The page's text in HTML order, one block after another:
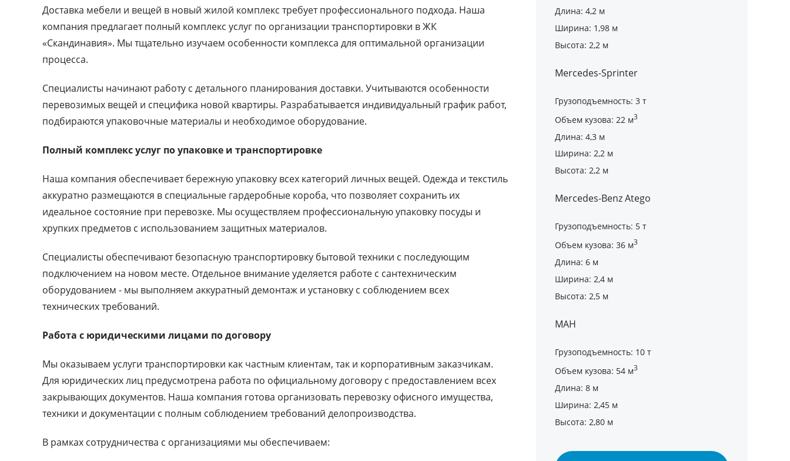
Доставка мебели и вещей в новый жилой комплекс требует профессионального подхода. Наша
компания предлагает полный комплекс услуг по организации транспортировки в ЖК
«Скандинавия». Мы тщательно изучаем особенности комплекса для оптимальной организации
процесса.
Специалисты начинают работу с детального планирования доставки. Учитываются особенности
перевозимых вещей и специфика новой квартиры. Разрабатывается индивидуальный график работ,
подбираются упаковочные материалы и необходимое оборудование.
Полный комплекс услуг по упаковке и транспортировке
Наша компания обеспечивает бережную упаковку всех категорий личных вещей. Одежда и текстиль
аккуратно размещаются в специальные гардеробные короба, что позволяет сохранить их
идеальное состояние при перевозке. Мы осуществляем профессиональную упаковку посуды и
хрупких предметов с использованием защитных материалов.
Специалисты обеспечивают безопасную транспортировку бытовой техники с последующим
подключением на новом месте. Отдельное внимание уделяется работе с сантехническим
оборудованием - мы выполняем аккуратный демонтаж и установку с соблюдением всех
технических требований.
Работа с юридическими лицами по договору
Мы оказываем услуги транспортировки как частным клиентам, так и корпоративным заказчикам.
Для юридических лиц предусмотрена работа по официальному договору с предоставлением всех
закрывающих документов. Наша компания готова организовать перевозку офисного имущества,
техники и документации с полным соблюдением требований делопроизводства.
В рамках сотрудничества с организациями мы обеспечиваем:
Длина: 4,2 м
Ширина: 1,98 м
Высота: 2,2 м
Mercedes-Sprinter
Грузоподъемность: 3 т
Объем кузова: 22 м3
Длина: 4,3 м
Ширина: 2,2 м
Высота: 2,2 м
Mercedes-Benz Atego
Грузоподъемность: 5 т
Объем кузова: 36 м3
Длина: 6 м
Ширина: 2,4 м
Высота: 2,5 м
МАН
Грузоподъемность: 10 т
Объем кузова: 54 м3
Длина: 8 м
Ширина: 2,45 м
Высота: 2,80 м